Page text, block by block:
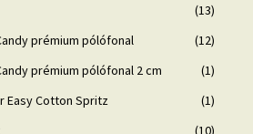
(13)
prémium pólófonal
(12)
prémium pólófonal 2 cm
(1)
Easy Cotton Spritz
(1)
(10)